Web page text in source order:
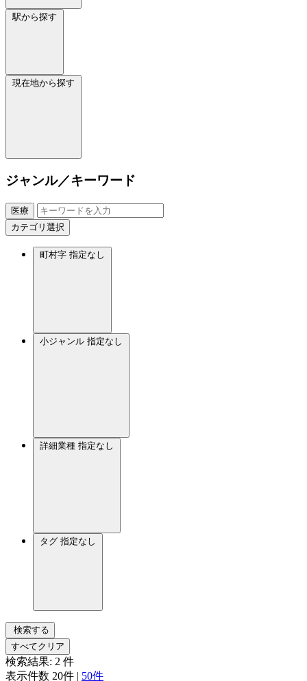
駅から探す
現在地から探す
ジャンル／キーワード
医療
カテゴリ選択
町村字 指定なし
小ジャンル 指定なし
詳細業種 指定なし
タグ 指定なし
検索する
すべてクリア
検索結果: 2 件
表示件数 20件 | 50件